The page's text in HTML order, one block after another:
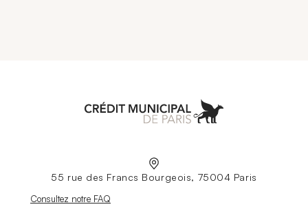
55 rue des Francs Bourgeois, 75004 Paris
Nouvelle fenêtre
Consultez notre FAQ